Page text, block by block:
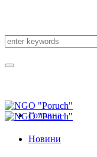
Головна
Новини